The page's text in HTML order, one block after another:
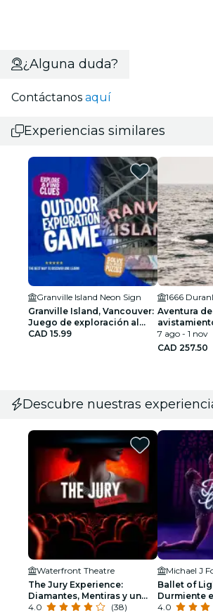
¿Alguna duda?
Contáctanos aquí
Experiencias similares
Granville Island Neon Sign
Granville Island, Vancouver:
Juego de exploración al
aire libre «En busca del LP
CAD 15.99
1666
Aventura
desde
7 ago - 1 nov
CAD 257.50
Descubre nuestras
Waterfront Theatre
The Jury Experience:
Diamantes, Mentiras y un
Hombre Muerto
4.0
(38)
Michael J
Ballet of
Durmiente
4.0